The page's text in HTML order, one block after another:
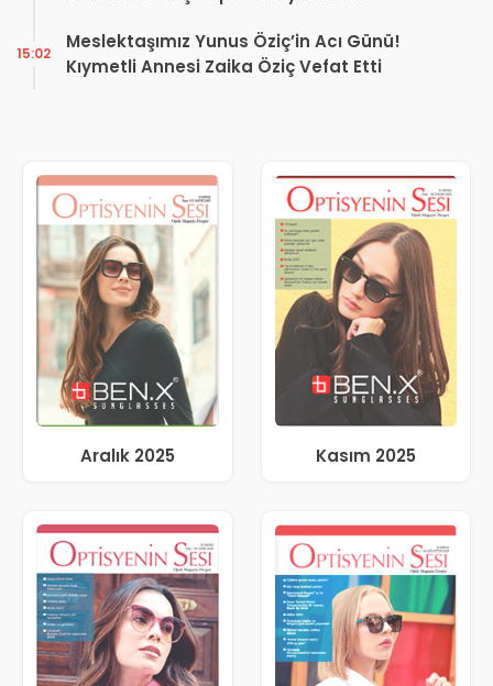
Meslektaşımız Yunus Öziç’in Acı Günü!
Kıymetli Annesi Zaika Öziç Vefat Etti
15:02
Aralık 2025 Kasım 2025